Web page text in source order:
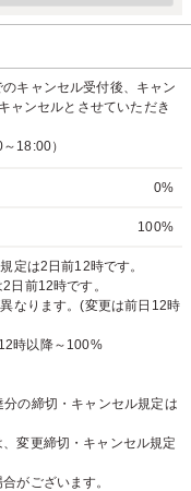
キャンセル受付後、キャン
ャンセルとさせていただき
18:00）
0%
100%
定は2日前12時です。
日前12時です。
なります。(変更は前日12時
時以降～100%
の締切・キャンセル規定は
変更締切・キャンセル規定
がございます。